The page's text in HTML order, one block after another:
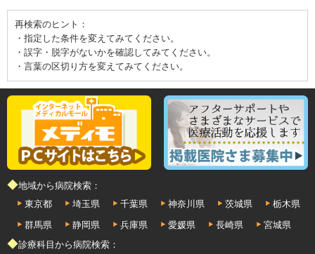
再検索のヒント：
・指定した条件を変えてみてください。
・誤字・脱字がないかを確認してみてください。
・言葉の区切り方を変えてみてください。
◆地域から病院検索：
東京都
埼玉県 千葉県 神奈川県 茨城県
栃木県
群馬県
静岡県 兵庫県 愛媛県 長崎県
宮城県
◆診療科目から病院検索：